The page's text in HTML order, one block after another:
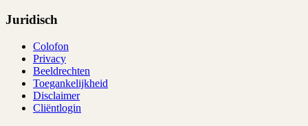
Juridisch
Colofon
Privacy
Beeldrechten
Toegankelijkheid
Disclaimer
Cliëntlogin